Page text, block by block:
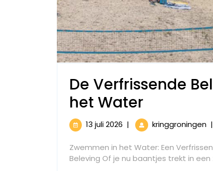
De Verfrissende
het WaterDe
Beleving
van
13 juli 2026 13
2026
| kringgroningenDe|
Zwemmen in het Water: Een
Beleving Of je nu baantjes trekt in